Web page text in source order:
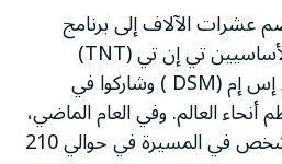
عشرات الآلاف إلى برنامج
الأغذية العالمي وشركائه الأساسيين تي إن تي (TNT)
ويونيلفر (Unilever) ودي إس إم (DSM ) وشاركوا في
العالم. وفي العام الماضي،
شارك أكثر من 360000 شخص في المسيرة في حوالي 210